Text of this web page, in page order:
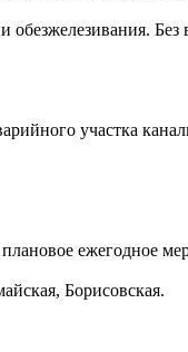
участка
ежегодное
Борисовская.